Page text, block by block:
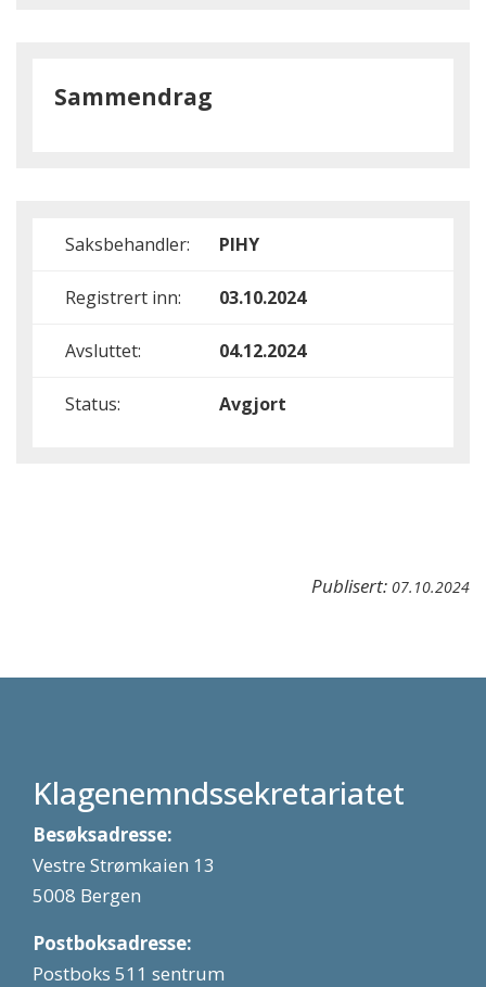
Sammendrag
Saksbehandler: PIHY
Registrert inn: 03.10.2024
Avsluttet: 04.12.2024
Status: Avgjort
Publisert: 07.10.2024
Klagenemndssekretariatet
Besøksadresse:
Vestre Strømkaien 13
5008 Bergen
Postboksadresse:
Postboks 511 sentrum